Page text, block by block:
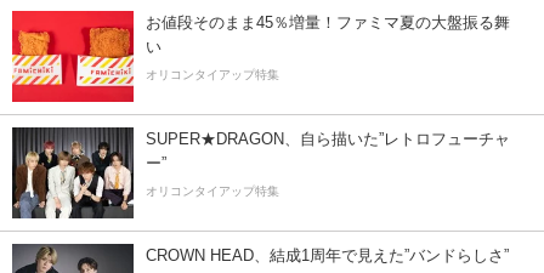
お値段そのまま45％増量！ファミマ夏の大盤振る舞
い
オリコンタイアップ特集
SUPER★DRAGON、自ら描いた”レトロフューチャ
ー”
オリコンタイアップ特集
CROWN HEAD、結成1周年で見えた”バンドらしさ”